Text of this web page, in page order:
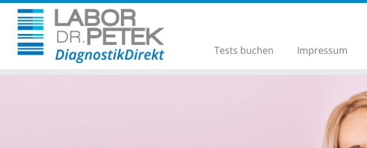
Tests buchen Impressum